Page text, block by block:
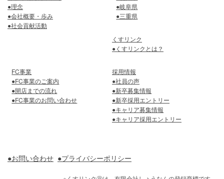
●理念
●会社概要・歩み
●社会貢献活動
●岐阜県
●三重県
くすリンク
●くすリンクとは？
FC事業
●FC事業のご案内
●開店までの流れ
●FC事業のお問い合わせ
採用情報
●社員の声
●新卒募集情報
●新卒採用エントリー
●キャリア募集情報
●キャリア採用エントリー
●お問い合わせ ●プライバシーポリシー